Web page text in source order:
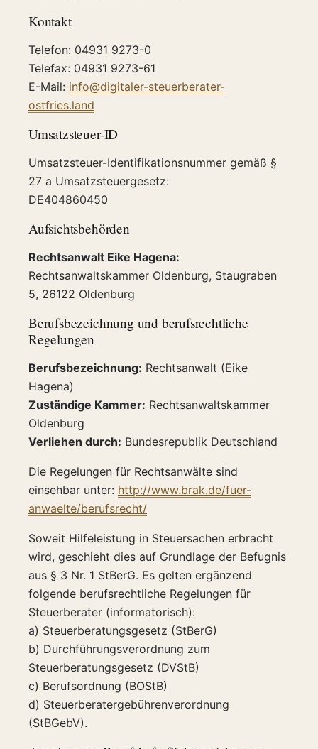
Kontakt
Telefon: 04931 9273-0
Telefax: 04931 9273-61
E-Mail: info@digitaler-steuerberater-
ostfries.land
Umsatzsteuer-ID
Umsatzsteuer-Identifikationsnummer gemäß §
27 a Umsatzsteuergesetz:
DE404860450
Aufsichtsbehörden
Rechtsanwalt Eike Hagena:
Rechtsanwaltskammer Oldenburg, Staugraben
5, 26122 Oldenburg
Berufsbezeichnung und berufsrechtliche
Regelungen
Berufsbezeichnung: Rechtsanwalt (Eike
Hagena)
Zuständige Kammer: Rechtsanwaltskammer
Oldenburg
Verliehen durch: Bundesrepublik Deutschland
Die Regelungen für Rechtsanwälte sind
einsehbar unter: http://www.brak.de/fuer-
anwaelte/berufsrecht/
Soweit Hilfeleistung in Steuersachen erbracht
wird, geschieht dies auf Grundlage der Befugnis
aus § 3 Nr. 1 StBerG. Es gelten ergänzend
folgende berufsrechtliche Regelungen für
Steuerberater (informatorisch):
a) Steuerberatungsgesetz (StBerG)
b) Durchführungsverordnung zum
Steuerberatungsgesetz (DVStB)
c) Berufsordnung (BOStB)
d) Steuerberatergebührenverordnung
(StBGebV).